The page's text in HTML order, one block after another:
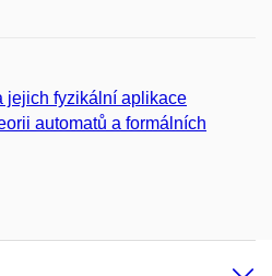
jejich fyzikální aplikace
automatů a formálních